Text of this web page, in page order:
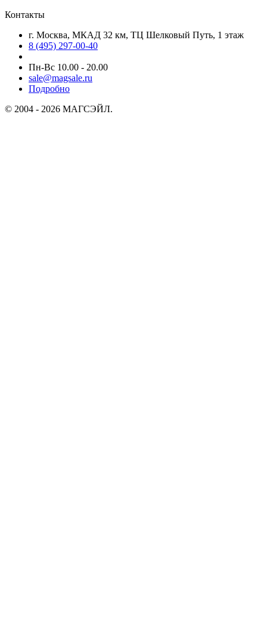
Контакты
г. Москва, МКАД 32 км, ТЦ Шелковый Путь, 1 этаж
8 (495) 297-00-40
Пн-Вс 10.00 - 20.00
sale@magsale.ru
Подробно
© 2004 - 2026 МАГСЭЙЛ.